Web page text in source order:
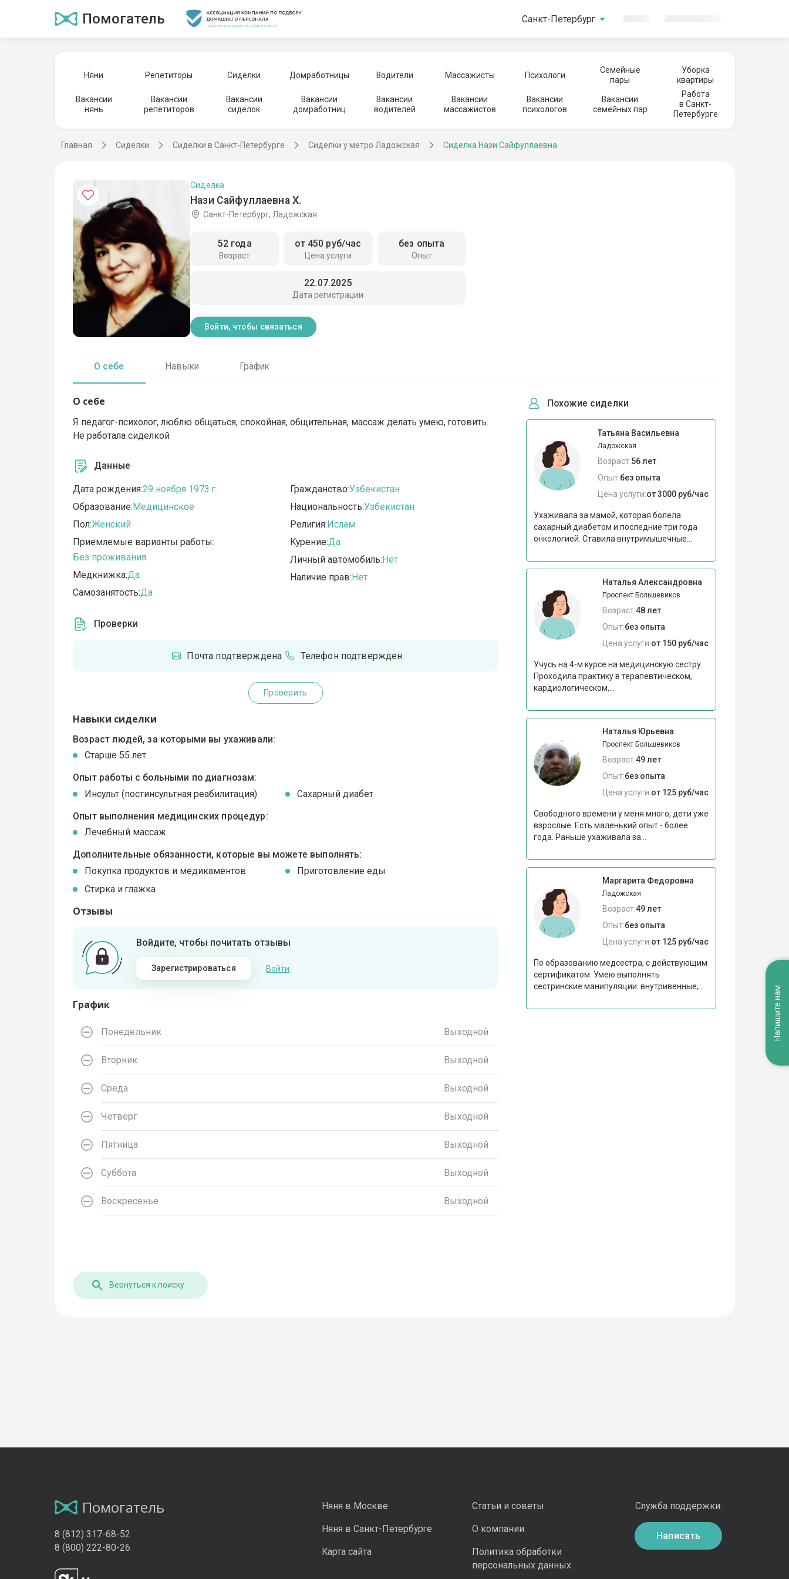
Помогатель Санкт-Петербург
Няни Репетиторы Сиделки Домработницы Водители Массажисты Психологи
Семейные
пары
Уборка
квартиры
Вакансии
нянь
Вакансии
репетиторов
Вакансии
сиделок
Вакансии
домработниц
Вакансии
водителей
Вакансии
массажистов
Вакансии
психологов
Вакансии
семейных пар
Работа
в Санкт-
Петербурге
Главная Сиделки Сиделки в Санкт-Петербурге Сиделки у метро Ладожская Сиделка Нази Сайфуллаевна
Нази Сайфуллаевна Х.
Сиделка
Санкт-Петербург, Ладожская
Возраст
52 года
Цена услуги
от 450 руб/час
Опыт
без опыта
Дата регистрации
22.07.2025
Войти, чтобы связаться
О себе Навыки График
О себе
Я педагог-психолог, люблю общаться, спокойная, общительная, массаж делать умею, готовить.
Не работала сиделкой
Данные
Дата рождения:29 ноября 1973 г.
Образование:Медицинское
Пол:Женский
Приемлемые варианты работы:
Без проживания
Медкнижка:Да
Самозанятость:Да
Гражданство:Узбекистан
Национальность:Узбекистан
Религия:Ислам
Курение:Да
Личный автомобиль:Нет
Наличие прав:Нет
Проверки
Почта подтверждена Телефон подтвержден
Проверить
Навыки сиделки
Возраст людей, за которыми вы ухаживали:
Cтарше 55 лет
Опыт работы с больными по диагнозам:
Инсульт (постинсультная реабилитация)
Сахарный диабет
Опыт выполнения медицинских процедур:
Лечебный массаж
Дополнительные обязанности, которые вы можете выполнять:
Покупка продуктов и медикаментов
Приготовление еды
Стирка и глажка
Отзывы
Войдите, чтобы почитать отзывы
Зарегистрироваться Войти
График
Понедельник Выходной
Вторник Выходной
Среда Выходной
Четверг Выходной
Пятница Выходной
Суббота Выходной
Воскресенье Выходной
Похожие сиделки
Татьяна Васильевна
Ладожская
Возраст:56 лет
Опыт:без опыта
Цена услуги:от 3000 руб/час
Ухаживала за мамой, которая болела
сахарный диабетом и последние три года
онкологией. Ставила внутримышечные...
Наталья Александровна
Проспект Большевиков
Возраст:48 лет
Опыт:без опыта
Цена услуги:от 150 руб/час
Учусь на 4-м курсе на медицинскую сестру.
Проходила практику в терапевтическом,
кардиологическом,...
Наталья Юрьевна
Проспект Большевиков
Возраст:49 лет
Опыт:без опыта
Цена услуги:от 125 руб/час
Свободного времени у меня много, дети уже
взрослые. Есть маленький опыт - более
года. Раньше ухаживала за...
Маргарита Федоровна
Ладожская
Возраст:49 лет
Опыт:без опыта
Цена услуги:от 125 руб/час
По образованию медсестра, с действующим
сертификатом. Умею выполнять
сестринские манипуляции: внутривенные,...
Вернуться к поиску
Помогатель
8 (812) 317-68-52
8 (800) 222-80-26
Няня в Москве
Няня в Санкт-Петербурге
Карта сайта
Статьи и советы
О компании
Политика обработки
персональных данных
Служба поддержки:
Написать
Напишите нам